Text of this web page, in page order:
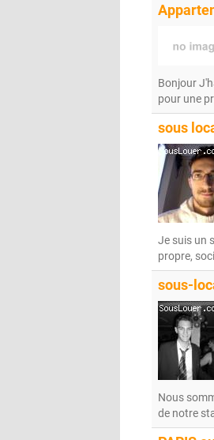
Bonjour
pour une
sous
Je suis un
propre,
sous-
Nous
de notre